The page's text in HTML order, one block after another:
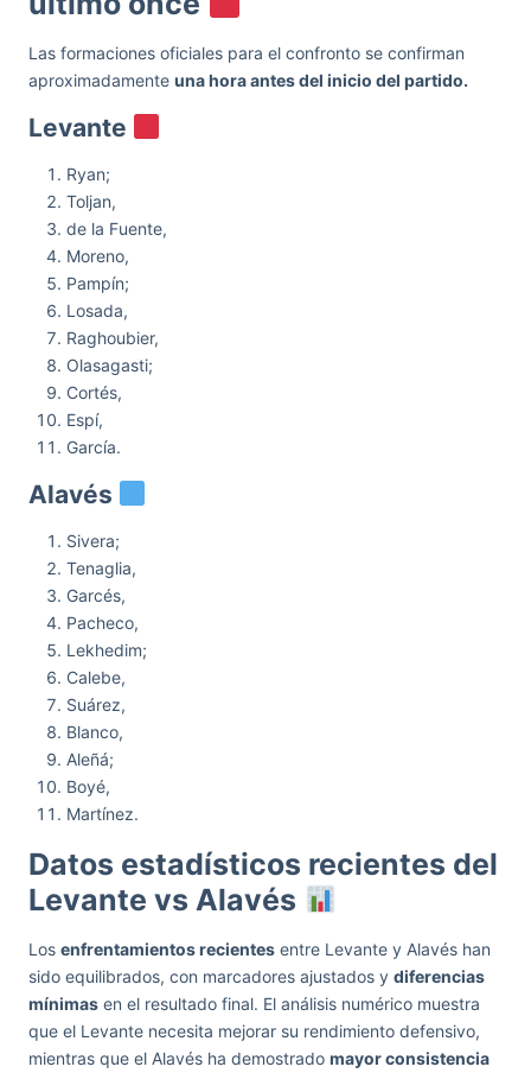
Las formaciones oficiales para el confronto se confirman
aproximadamente una hora antes del inicio del partido.
Levante
Ryan;
Toljan,
de la Fuente,
Moreno,
Pampín;
Losada,
Raghoubier,
Olasagasti;
Cortés,
Espí,
García.
Alavés
Sivera;
Tenaglia,
Garcés,
Pacheco,
Lekhedim;
Calebe,
Suárez,
Blanco,
Aleñá;
Boyé,
Martínez.
Datos estadísticos recientes del
Levante vs Alavés
Los enfrentamientos recientes entre Levante y Alavés han
sido equilibrados, con marcadores ajustados y diferencias
mínimas en el resultado final. El análisis numérico muestra
que el Levante necesita mejorar su rendimiento defensivo,
mientras que el Alavés ha demostrado mayor consistencia